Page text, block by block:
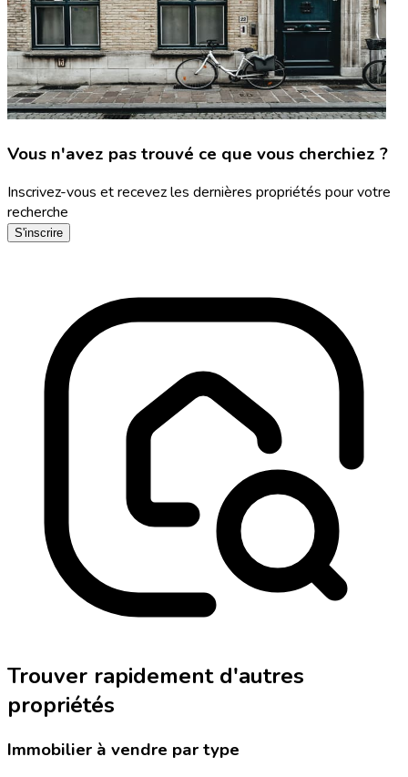
Vous n'avez pas trouvé ce que vous cherchiez ?
Inscrivez-vous et recevez les dernières propriétés pour votre
recherche
S'inscrire
Trouver rapidement d'autres
propriétés
Immobilier à vendre par type